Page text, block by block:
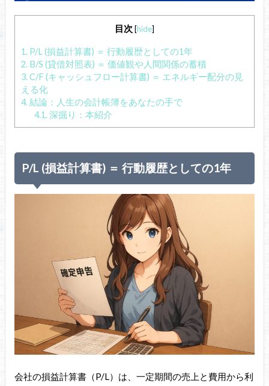
目次 [hide]
1.P/L (損益計算書) ＝ 行動履歴としての1年
2.B/S (貸借対照表) ＝ 価値観や人間関係の蓄積
3.C/F (キャッシュフロー計算書) ＝ エネルギー配分の見
える化
4.結論：人生の会計帳簿をあなたの手で
4.1.深掘り：本紹介
P/L (損益計算書) ＝ 行動履歴としての1年
会社の損益計算書（P/L）は、一定期間の売上と費用から利